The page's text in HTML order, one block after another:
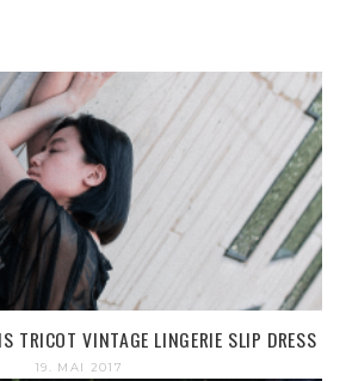
TRICOT VINTAGE LINGERIE SLIP DRESS
19. MAI 2017